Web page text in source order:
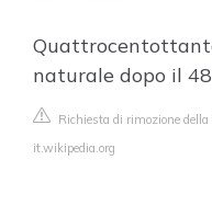
naturale dopo il
Richiesta di rimozione della
it.wikipedia.org